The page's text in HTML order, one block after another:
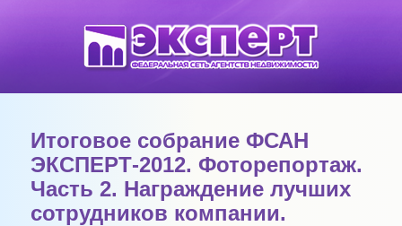
Итоговое собрание ФСАН
ЭКСПЕРТ-2012. Фоторепортаж.
Часть 2. Награждение лучших
сотрудников компании.